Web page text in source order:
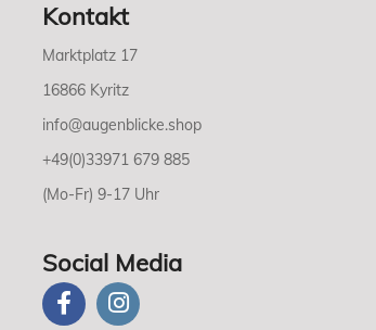
Kontakt
Marktplatz 17
16866 Kyritz
info@augenblicke.shop
+49(0)33971 679 885
(Mo-Fr) 9-17 Uhr
Social Media